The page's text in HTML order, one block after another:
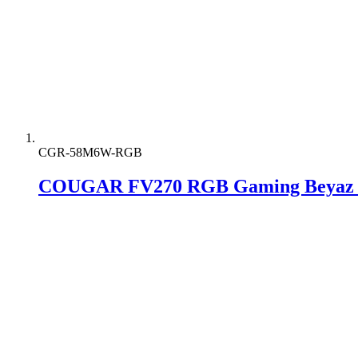
CGR-58M6W-RGB
COUGAR FV270 RGB Gaming Beyaz